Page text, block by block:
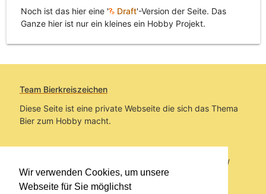
Wir verwenden Cookies, um unsere
Webseite für Sie möglichst
Noch ist das hier eine ' Draft'-Version der Seite. Das
Ganze hier ist nur ein kleines ein Hobby Projekt.
Team Bierkreiszeichen
Diese Seite ist eine private Webseite die sich das Thema
Bier zum Hobby macht.
Sie befinden sich auf https://www.bierkreiszeichen.at/
im Pfad:Übers Bier/Brauereien